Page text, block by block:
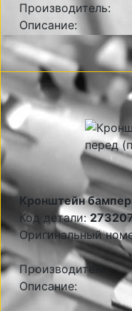
Производитель:
Описание:
Кронштейн
Код детали:
Оригинальный
Производитель:
Описание: